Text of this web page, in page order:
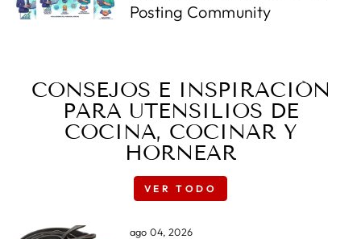
Posting Community
CONSEJOS E INSPIRACIÓN
PARA UTENSILIOS DE
COCINA, COCINAR Y
HORNEAR
VER TODO
ago 04, 2026